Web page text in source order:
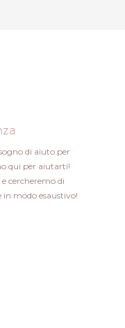
di aiuto per
qui per aiutarti!
cercheremo di
in modo esaustivo!